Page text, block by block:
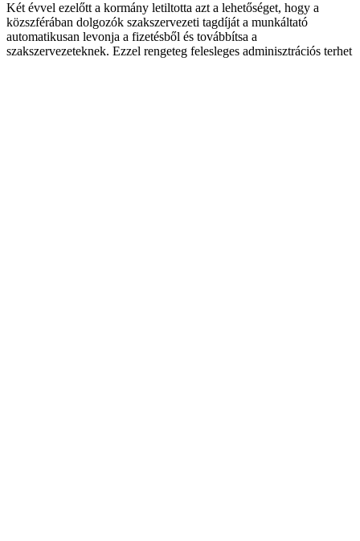
Két évvel ezelőtt a kormány letiltotta azt a lehetőséget, hogy a
közszférában dolgozók szakszervezeti tagdíját a munkáltató
automatikusan levonja a fizetésből és továbbítsa a
szakszervezeteknek. Ezzel rengeteg felesleges adminisztrációs terhet